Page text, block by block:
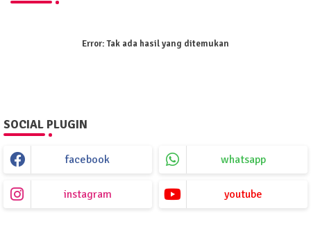
Error:Tak ada hasil yang ditemukan
SOCIAL PLUGIN
facebook whatsapp
instagram youtube